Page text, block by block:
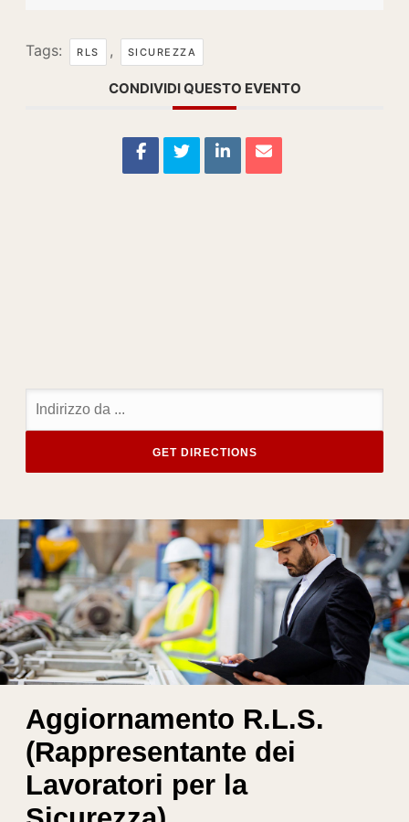
Tags: RLS , SICUREZZA
CONDIVIDI QUESTO EVENTO
Aggiornamento R.L.S.
(Rappresentante dei
Lavoratori per la